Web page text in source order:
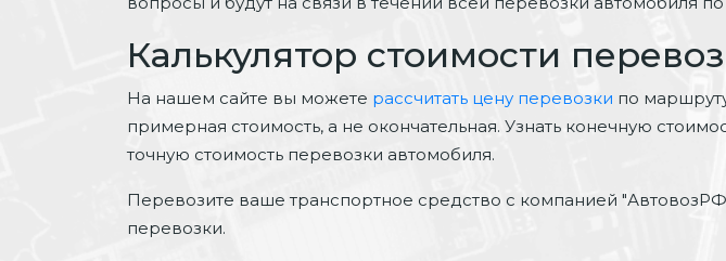
Калькулятор стоимости
На нашем сайте вы можете рассчитать цену перевозки по
примерная стоимость, а не окончательная. Узнать конечную
точную стоимость перевозки автомобиля.
Перевозите ваше транспортное средство с компанией
перевозки.